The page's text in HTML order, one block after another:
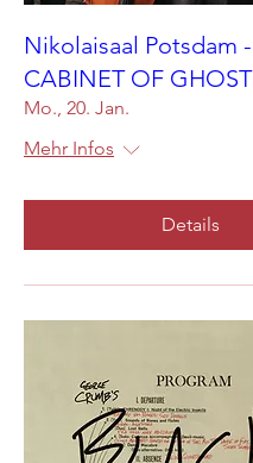
Nikolaisaal Potsdam -
CABINET OF GHOST
Mo., 20. Jan.
Mehr Infos
Details